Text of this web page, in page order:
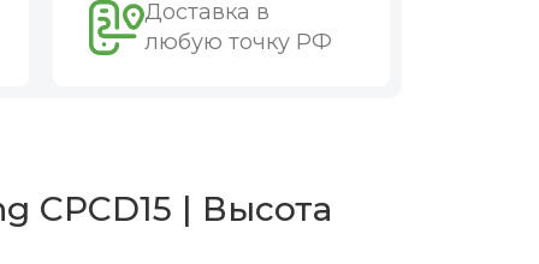
Доставка в
любую точку РФ
CPCD15 | Высота